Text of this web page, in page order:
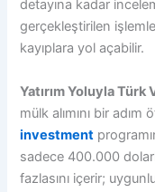
detayına kadar
gerçekleştirilen
kayıplara yol açabilir.
Yatırım Yoluyla Türk
mülk alımını bir
investment
sadece 400.000
fazlasını içerir;